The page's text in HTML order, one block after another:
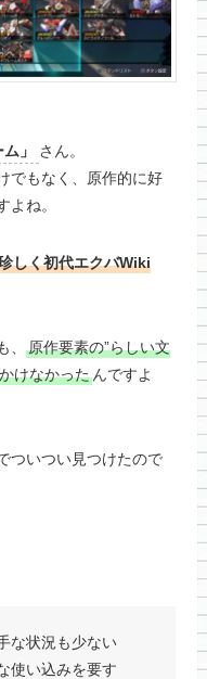
」
さん。
でもなく、原作的に好
よね。
しく初代エクバWiki
原作要素の”らしい文
けなかったんですよ
ついつい見つけたので
な状況も少ない
使い込みを要す